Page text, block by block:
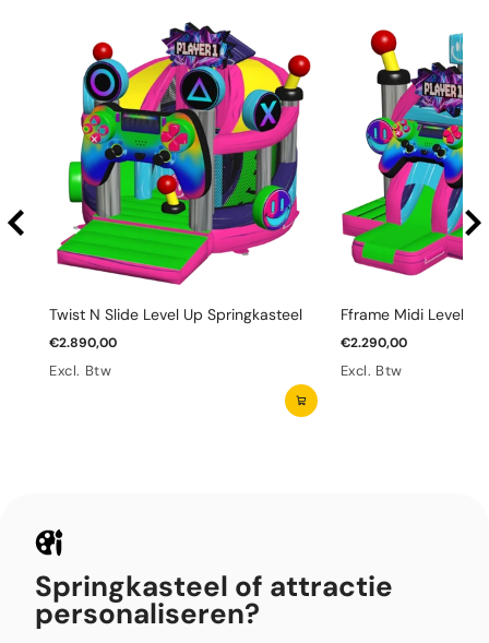
Twist N Slide Level Up Springkasteel
€2.890,00
Excl. Btw
Fframe Midi Level
€2.290,00
Excl. Btw
Springkasteel of attractie
personaliseren?